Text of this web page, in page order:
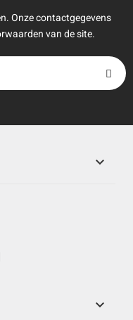
Onze contactgegevens
van de site.

